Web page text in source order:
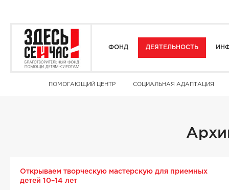
ФОНД ДЕЯТЕЛЬНОСТЬ
ПОМОГАЮЩИЙ ЦЕНТР СОЦИАЛЬНАЯ АДАПТАЦИЯ
Открываем творческую мастерскую для приемных
детей 10–14 лет